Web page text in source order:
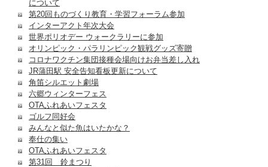
について
第20回ものづくり教育・学習フォーラム参加
インターアクト年次大会
世界ポリオデー ウォークラリーに参加
オリンピック・パラリンピック観戦グッズ寄贈
コロナワクチン集団接種会場向けお弁当差し入れ
JR蒲田駅 安全告知看板更新について
角笛シルエット劇場
六郷ウィンターフェス
OTAふれあいフェスタ
ゴルフ同好会
みんなと似た魚はいたかな？
奉仕の集い
OTAふれあいフェスタ
第31回 鈴まつり